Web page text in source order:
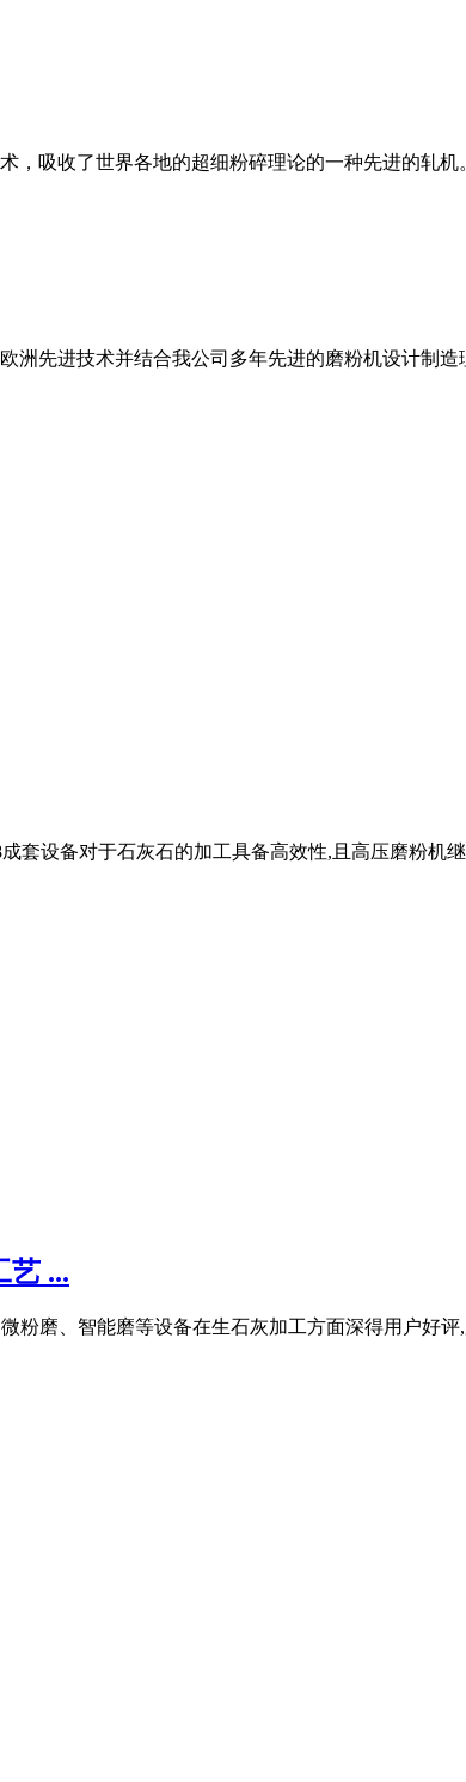
吸收了世界各地的超细粉碎理论的一种先进的轧
先进技术并结合我公司多年先进的磨粉机设计制
套设备对于石灰石的加工具备高效性,且高压磨粉机
艺 ...
粉磨、智能磨等设备在生石灰加工方面深得用户好